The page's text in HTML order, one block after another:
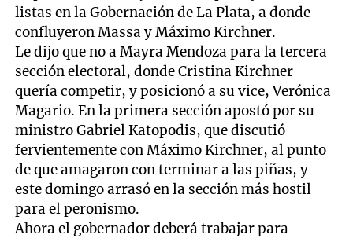
listas en la Gobernación de La Plata, a donde
confluyeron Massa y Máximo Kirchner.
Le dijo que no a Mayra Mendoza para la tercera
sección electoral, donde Cristina Kirchner
quería competir, y posicionó a su vice, Verónica
Magario. En la primera sección apostó por su
ministro Gabriel Katopodis, que discutió
fervientemente con Máximo Kirchner, al punto
de que amagaron con terminar a las piñas, y
este domingo arrasó en la sección más hostil
para el peronismo.
Ahora el gobernador deberá trabajar para